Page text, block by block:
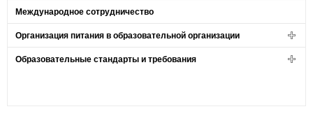
Международное сотрудничество
Организация питания в образовательной организации
Образовательные стандарты и требования